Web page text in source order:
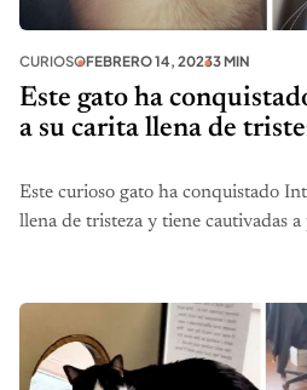
CURIOSOFEBRERO 14, 20233 MIN
Este gato ha
a su carita llena de
Este curioso gato ha conquistado
llena de tristeza y tiene cautivadas